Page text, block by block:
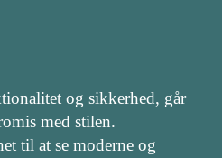
og sikkerhed, går
med stilen.
til at se moderne og